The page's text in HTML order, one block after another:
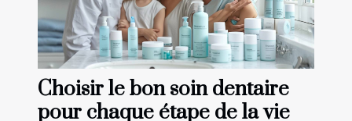
Choisir le bon soin dentaire
pour chaque étape de la vie